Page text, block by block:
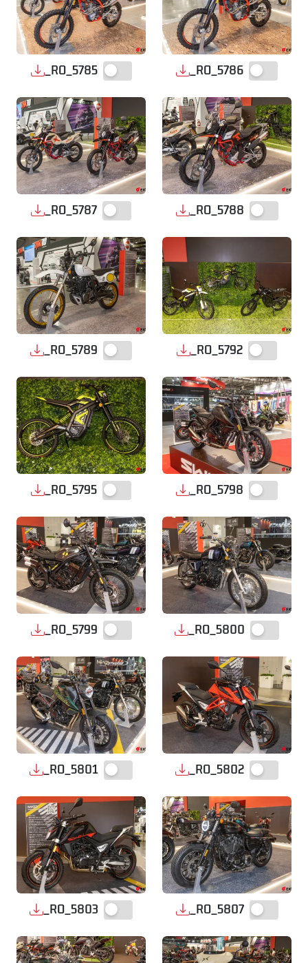
_RO_5785 _RO_5786
_RO_5787 _RO_5788
_RO_5789 _RO_5792
_RO_5795 _RO_5798
_RO_5799 _RO_5800
_RO_5801 _RO_5802
_RO_5803 _RO_5807